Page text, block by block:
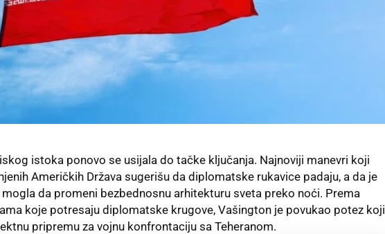
istoka ponovo se usijala do tačke ključanja. Najnoviji manevri koji
Američkih Država sugerišu da diplomatske rukavice padaju, a da je
da promeni bezbednosnu arhitekturu sveta preko noći. Prema
koje potresaju diplomatske krugove, Vašington je povukao potez koji
pripremu za vojnu konfrontaciju sa Teheranom.